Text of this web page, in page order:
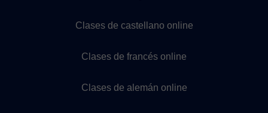
Clases de castellano online
Clases de francés online
Clases de alemán online